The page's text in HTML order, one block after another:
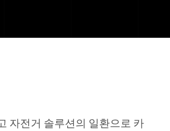
자전거 솔루션의 일환으로 카